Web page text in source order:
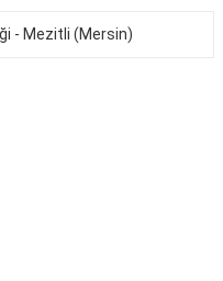
- Mezitli (Mersin)